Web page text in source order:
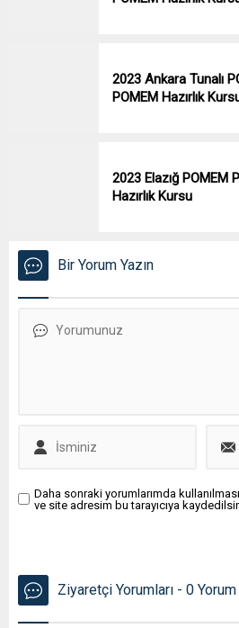
2023 Ankara Tunalı
POMEM Hazırlık
2023 Elazığ POMEM
Hazırlık Kursu
Bir Yorum Yazın
Daha sonraki yorumlarımda
ve site adresim bu tarayıcıya
Ziyaretçi Yorumları - 0 Yorum